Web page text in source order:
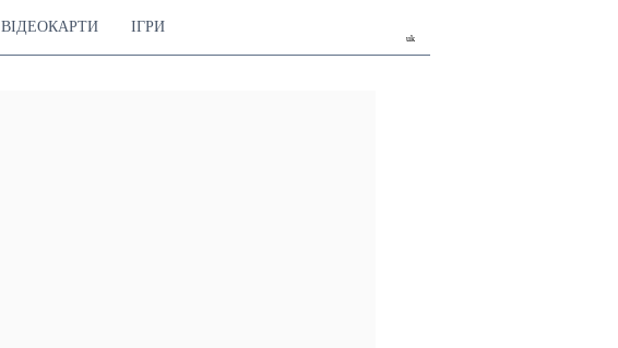
uk
ВІДЕОКАРТИ ІГРИ